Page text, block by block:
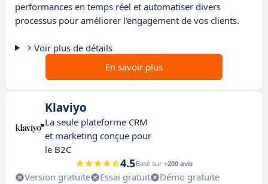
performances en temps réel et automatiser divers
processus pour améliorer l'engagement de vos clients.
Voir plus de détails
En savoir plus
Klaviyo
La seule plateforme CRM
et marketing conçue pour
le B2C
4.5Basé sur +200 avis
Version gratuite Essai gratuit
Démo gratuite